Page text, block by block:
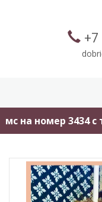
на номер 3434 с